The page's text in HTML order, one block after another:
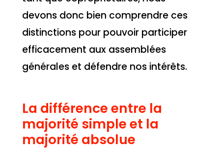
devons donc bien comprendre ces
distinctions pour pouvoir participer
efficacement aux assemblées
générales et défendre nos intérêts.
La différence entre la
majorité simple et la
majorité absolue